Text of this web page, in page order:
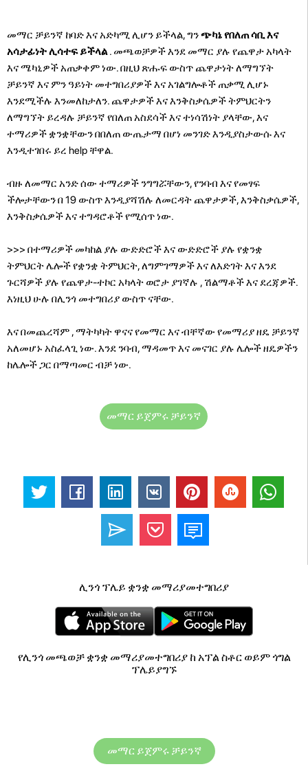
መማር ቻይንኛ ከባድ እና አድካሚ ሊሆን ይችላል, ግንጭካኔ የበለጠ ሳቢ እና
አሳታፊነት ሊሳተፍ ይችላል . መጫወቻዎች እንደ መማር ያሉ የጨዋታ አካላት
እና ሜካኒዎች አጠቃቀም ነው. በዚህ ጽሑፍ ውስጥ ጨዋታነት ለማግኘት
ቻይንኛ እና ምን ዓይነት መተግበሪያዎች እና አገልግሎቶች ጠቃሚ ሊሆኑ
እንደሚችሉ እንመለከታለን. ጨዋታዎች እና እንቅስቃሴዎች ትምህርትን
ለማግኘት ይረዳሉ ቻይንኛ የበለጠ አስደሳች እና ተነሳሽነት ያላቸው, እና
ተማሪዎች ቋንቋቸውን በበለጠ ውጤታማ በሆነ መንገድ እንዲያስታውሱ እና
እንዲተገበሩ ይረ help ቸዋል.
ብዙ ለመማር አንድ ሰው ተማሪዎች ንግግሯቸውን, የንባብ እና የመፃፍ
ችሎታቸውን በ 19 ውስጥ እንዲያሻሽሉ ለመርዳት ጨዋታዎች, እንቅስቃሴዎች,
እንቅስቃሴዎች እና ተግዳሮቶች የሚሰጥ ነው.
>>> በተማሪዎች መካከል ያሉ ውድድሮች እና ውድድሮች ያሉ የቋንቋ
ትምህርት ሌሎች የቋንቋ ትምህርት, ለግምገማዎች እና ለእድገት እና እንደ
ጉርሻዎች ያሉ የጨዋታ-ተኮር አካላት ወሮታ ያገኛሉ , ሽልማቶች እና ደረጃዎች.
እነዚህ ሁሉ በሊንጎ መተግበሪያ ውስጥ ናቸው.
እና በመጨረሻም , ማትካካት ዋናና የመማር እና ብቸኛው የመማሪያ ዘዴ ቻይንኛ
አለመሆኑ አስፈላጊ ነው. እንደ ንባብ, ማዳመጥ እና መናገር ያሉ ሌሎች ዘዴዎችን
ከሌሎች ጋር በማጣመር ብቻ ነው.
መማር ይጀምሩ ቻይንኛ
ሊንጎ ፕሌይ ቋንቋ መማሪያመተግበሪያ
የሊንጎ መጫወቻ ቋንቋ መማሪያመተግበሪያ ከ አፕል ስቶር ወይም ጎግል
ፕሌይያግኙ
መማር ይጀምሩ ቻይንኛ